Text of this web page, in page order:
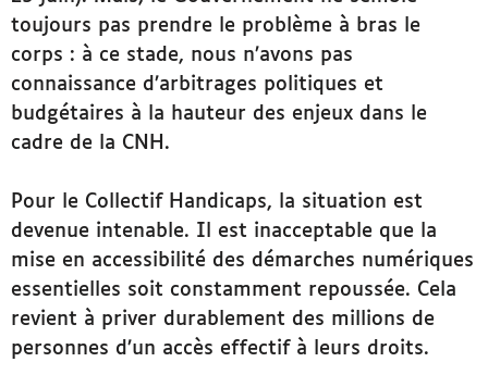
toujours pas prendre le problème à bras le
corps : à ce stade, nous n’avons pas
connaissance d’arbitrages politiques et
budgétaires à la hauteur des enjeux dans le
cadre de la CNH.
Pour le Collectif Handicaps, la situation est
devenue intenable. Il est inacceptable que la
mise en accessibilité des démarches numériques
essentielles soit constamment repoussée. Cela
revient à priver durablement des millions de
personnes d’un accès effectif à leurs droits.